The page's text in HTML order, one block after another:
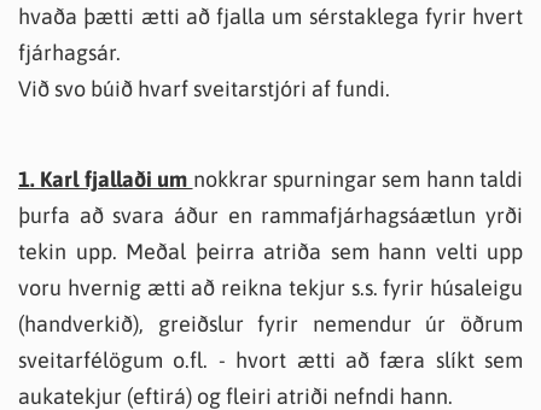
hvaða þætti ætti að fjalla um sérstaklega fyrir hvert
fjárhagsár.
Við svo búið hvarf sveitarstjóri af fundi.
1. Karl fjallaði um nokkrar spurningar sem hann taldi
þurfa að svara áður en rammafjárhagsáætlun yrði
tekin upp. Meðal þeirra atriða sem hann velti upp
voru hvernig ætti að reikna tekjur s.s. fyrir húsaleigu
(handverkið), greiðslur fyrir nemendur úr öðrum
sveitarfélögum o.fl. - hvort ætti að færa slíkt sem
aukatekjur (eftirá) og fleiri atriði nefndi hann.